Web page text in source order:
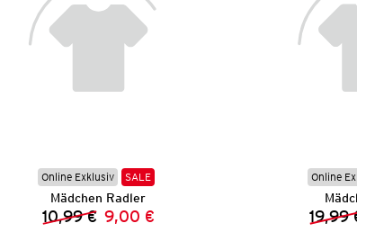
Online Exklusiv SALE
Mädchen Radler
Vorheriger Preis:
10,99 € Neuer Preis:
9,00 €
Online
19,99 €